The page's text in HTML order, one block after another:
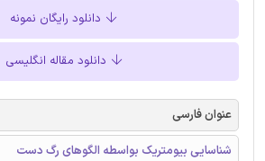
دانلود رایگان نمونه
دانلود مقاله انگلیسی
عنوان فارسی
شناسایی بیومتریک بواسطه الگوهای رگ دست